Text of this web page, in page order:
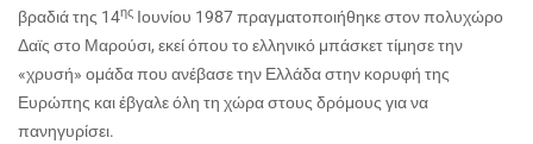
βραδιά της 14ης Ιουνίου 1987 πραγματοποιήθηκε στον πολυχώρο
Δαϊς στο Μαρούσι, εκεί όπου το ελληνικό μπάσκετ τίμησε την
«χρυσή» ομάδα που ανέβασε την Ελλάδα στην κορυφή της
Ευρώπης και έβγαλε όλη τη χώρα στους δρόμους για να
πανηγυρίσει.